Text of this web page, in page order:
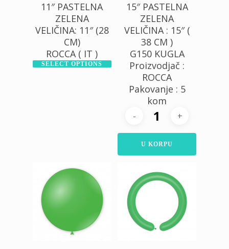
11″ PASTELNA
ZELENA
VELIČINA: 11″ (28
CM)
ROCCA ( IT )
SELECT OPTIONS
15″ PASTELNA
ZELENA
VELIČINA : 15″ (
38 CM )
G150 KUGLA
Proizvodjač :
ROCCA
Pakovanje : 5
kom
U KORPU
300,00 RSD 800,00 RSD